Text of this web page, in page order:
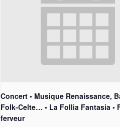
Concert • Musique Renaissance,
Folk-Celte… • La Follia Fantasia •
ferveur